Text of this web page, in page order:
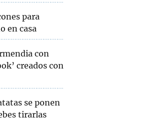
para
en casa
con
creados con
se ponen
tirarlas